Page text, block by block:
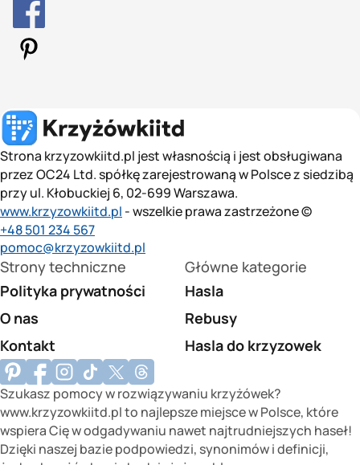
Strona krzyzowkiitd.pl jest własnością i jest obsługiwana
przez OC24 Ltd. spółkę zarejestrowaną w Polsce z siedzibą
przy ul. Kłobuckiej 6, 02-699 Warszawa.
www.krzyzowkiitd.pl - wszelkie prawa zastrzeżone ©
+48 501 234 567
pomoc@krzyzowkiitd.pl
Strony techniczne
Polityka prywatności
O nas
Kontakt
Główne kategorie
Hasla
Rebusy
Hasla do krzyzowek
Szukasz pomocy w rozwiązywaniu krzyżówek?
www.krzyzowkiitd.pl to najlepsze miejsce w Polsce, które
wspiera Cię w odgadywaniu nawet najtrudniejszych haseł!
Dzięki naszej bazie podpowiedzi, synonimów i definicji,